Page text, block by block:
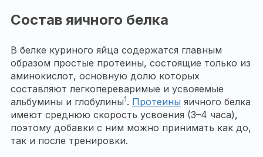
Состав яичного белка
В белке куриного яйца содержатся главным
образом простые протеины, состоящие только из
аминокислот, основную долю которых
составляют легкопереваримые и усвояемые
альбумины и глобулины1. Протеины яичного белка
имеют среднюю скорость усвоения (3–4 часа),
поэтому добавки с ним можно принимать как до,
так и после тренировки.